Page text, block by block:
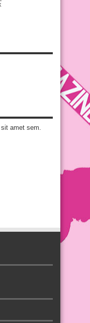
amet sem.